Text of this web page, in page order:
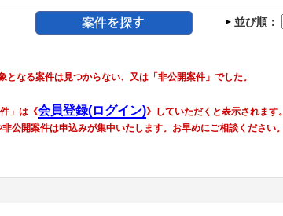
並び順：
となる案件は見つからない、又は「非公開案件」でした。
」は《会員登録(ログイン)》していただくと表示されます。
公開案件は申込みが集中いたします。お早めにご相談ください。